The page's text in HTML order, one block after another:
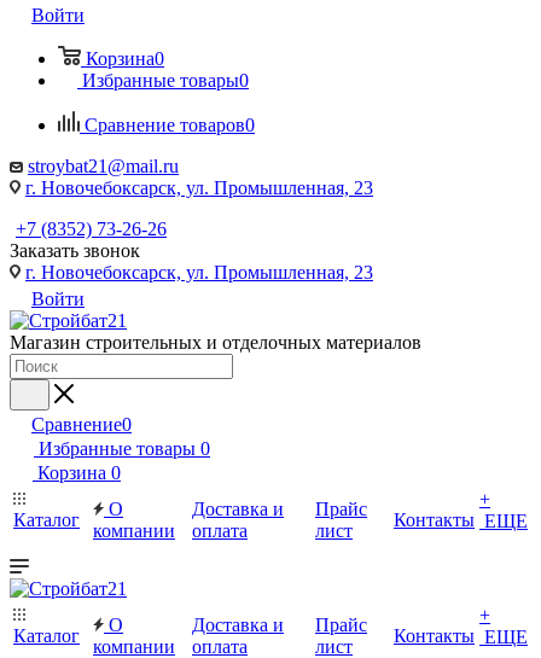
Войти
Корзина0
Избранные товары0
Сравнение товаров0
stroybat21@mail.ru
г. Новочебоксарск, ул. Промышленная, 23
+7 (8352) 73-26-26
Заказать звонок
г. Новочебоксарск, ул. Промышленная, 23
Войти
Магазин строительных и отделочных материалов
Сравнение0
Избранные товары 0
Корзина 0
Каталог
О
компании
Доставка и
оплата
Прайс
лист
Контакты
+
ЕЩЕ
Каталог
О
компании
Доставка и
оплата
Прайс
лист
Контакты
+
ЕЩЕ